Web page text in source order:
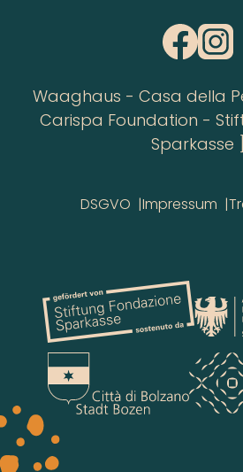
Waaghaus - Casa della
Carispa Foundation -
Sparkasse ]
DSGVO Impressum